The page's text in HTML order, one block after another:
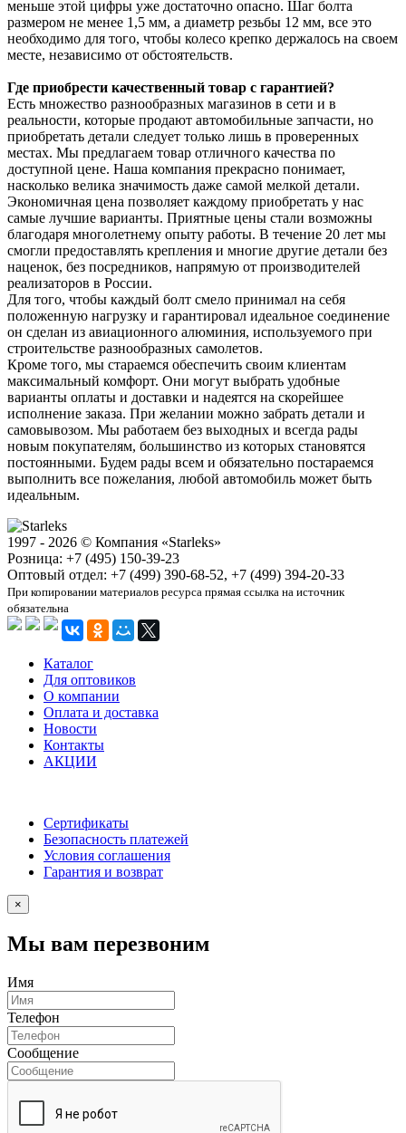
меньше этой цифры уже достаточно опасно. Шаг болта
размером не менее 1,5 мм, а диаметр резьбы 12 мм, все это
необходимо для того, чтобы колесо крепко держалось на своем
месте, независимо от обстоятельств.
Где приобрести качественный товар с гарантией?
Есть множество разнообразных магазинов в сети и в
реальности, которые продают автомобильные запчасти, но
приобретать детали следует только лишь в проверенных
местах. Мы предлагаем товар отличного качества по
доступной цене. Наша компания прекрасно понимает,
насколько велика значимость даже самой мелкой детали.
Экономичная цена позволяет каждому приобретать у нас
самые лучшие варианты. Приятные цены стали возможны
благодаря многолетнему опыту работы. В течение 20 лет мы
смогли предоставлять крепления и многие другие детали без
наценок, без посредников, напрямую от производителей
реализаторов в России.
Для того, чтобы каждый болт смело принимал на себя
положенную нагрузку и гарантировал идеальное соединение
он сделан из авиационного алюминия, используемого при
строительстве разнообразных самолетов.
Кроме того, мы стараемся обеспечить своим клиентам
максимальный комфорт. Они могут выбрать удобные
варианты оплаты и доставки и надеятся на скорейшее
исполнение заказа. При желании можно забрать детали и
самовывозом. Мы работаем без выходных и всегда рады
новым покупателям, большинство из которых становятся
постоянными. Будем рады всем и обязательно постараемся
выполнить все пожелания, любой автомобиль может быть
идеальным.
1997 - 2026 © Компания «Starleks»
Розница: +7 (495) 150-39-23
Оптовый отдел: +7 (499) 390-68-52, +7 (499) 394-20-33
При копировании материалов ресурса прямая ссылка на источник
обязательна
Каталог
Для оптовиков
О компании
Оплата и доставка
Новости
Контакты
АКЦИИ
Сертификаты
Безопасность платежей
Условия соглашения
Гарантия и возврат
×
Мы вам перезвоним
Имя
Телефон
Сообщение